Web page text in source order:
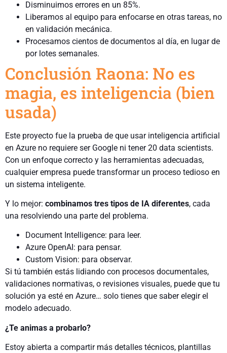
Disminuimos errores en un 85%.
Liberamos al equipo para enfocarse en otras tareas, no
en validación mecánica.
Procesamos cientos de documentos al día, en lugar de
por lotes semanales.
Conclusión Raona: No es
magia, es inteligencia (bien
usada)
Este proyecto fue la prueba de que usar inteligencia artificial
en Azure no requiere ser Google ni tener 20 data scientists.
Con un enfoque correcto y las herramientas adecuadas,
cualquier empresa puede transformar un proceso tedioso en
un sistema inteligente.
Y lo mejor: combinamos tres tipos de IA diferentes, cada
una resolviendo una parte del problema.
Document Intelligence: para leer.
Azure OpenAI: para pensar.
Custom Vision: para observar.
Si tú también estás lidiando con procesos documentales,
validaciones normativas, o revisiones visuales, puede que tu
solución ya esté en Azure… solo tienes que saber elegir el
modelo adecuado.
¿Te animas a probarlo?
Estoy abierta a compartir más detalles técnicos, plantillas